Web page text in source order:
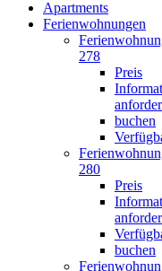
Apartments
Ferienwohnungen
278
Preis
buchen
280
Preis
buchen